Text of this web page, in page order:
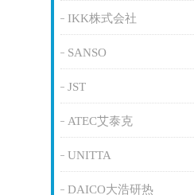
IKK株式会社
SANSO
JST
ATEC艾泰克
UNITTA
DAICO大浩研热